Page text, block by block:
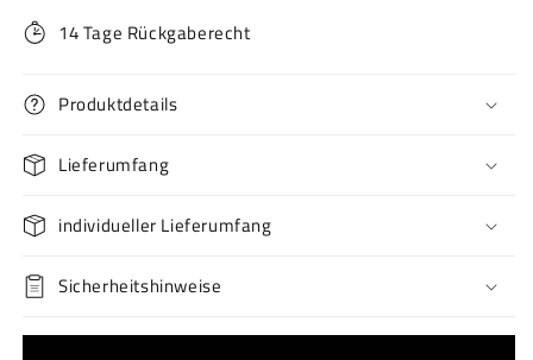
14 Tage Rückgaberecht
Produktdetails
Lieferumfang
individueller Lieferumfang
Sicherheitshinweise